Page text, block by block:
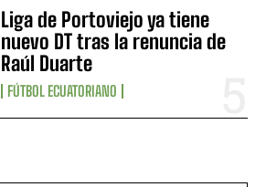
Liga de Portoviejo ya tiene
nuevo DT tras la renuncia de
Raúl Duarte
FÚTBOL ECUATORIANO